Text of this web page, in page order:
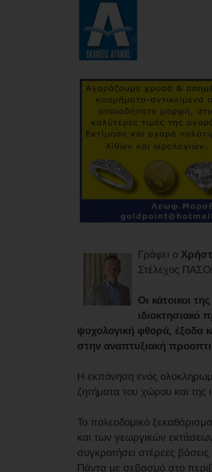
Γράφει ο
Στέλεχος
Οι κάτοικοι
ιδιοκτησιακό
ψυχολογική φθορά, έξοδα
στην αναπτυξιακή
Η εκπόνηση ενός
ζητήματα του χώρου και της
Το πολεοδομικό
και των γεωργικών
συγκροτήσει στέρεες
Πάντα με σεβασμό στο